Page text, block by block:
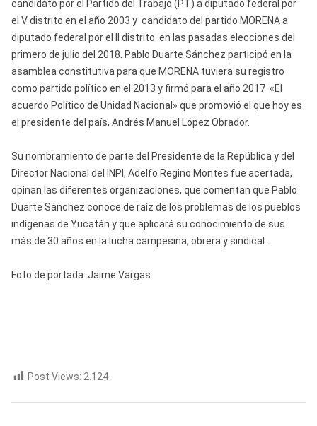
candidato por el Partido del Trabajo (PT) a diputado federal por
el V distrito en el año 2003 y candidato del partido MORENA a
diputado federal por el II distrito en las pasadas elecciones del
primero de julio del 2018. Pablo Duarte Sánchez participó en la
asamblea constitutiva para que MORENA tuviera su registro
como partido político en el 2013 y firmó para el año 2017 «El
acuerdo Político de Unidad Nacional» que promovió el que hoy es
el presidente del país, Andrés Manuel López Obrador.
Su nombramiento de parte del Presidente de la República y del
Director Nacional del INPI, Adelfo Regino Montes fue acertada,
opinan las diferentes organizaciones, que comentan que Pablo
Duarte Sánchez conoce de raíz de los problemas de los pueblos
indígenas de Yucatán y que aplicará su conocimiento de sus
más de 30 años en la lucha campesina, obrera y sindical .
Foto de portada: Jaime Vargas.
Post Views: 2.124